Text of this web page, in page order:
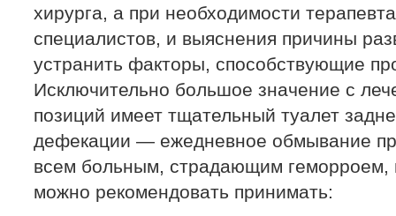
хирурга, а при необходимости
специалистов, и выяснения причины
устранить факторы, способствующие
Исключительно большое значение с
позиций имеет тщательный туалет
дефекации — ежедневное обмывание
всем больным, страдающим геморроем,
можно рекомендовать принимать: